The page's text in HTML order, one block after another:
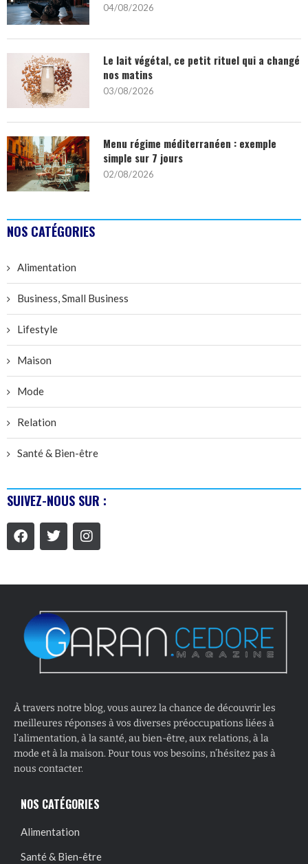
04/08/2026
Le lait végétal, ce petit rituel qui a changé
nos matins
03/08/2026
Menu régime méditerranéen : exemple
simple sur 7 jours
02/08/2026
NOS CATÉGORIES
Alimentation
Business, Small Business
Lifestyle
Maison
Mode
Relation
Santé & Bien-être
SUIVEZ-NOUS SUR :
À travers notre blog, vous aurez la chance de découvrir les
meilleures réponses à vos diverses préoccupations liées à
l’alimentation, à la santé, au bien-être, aux relations, à la
mode et à la maison. Pour tous vos besoins, n’hésitez pas à
nous contacter.
NOS CATÉGORIES
Alimentation
Santé & Bien-être